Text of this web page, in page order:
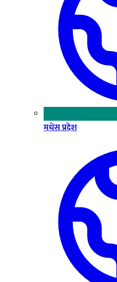
मधेस प्रदेश